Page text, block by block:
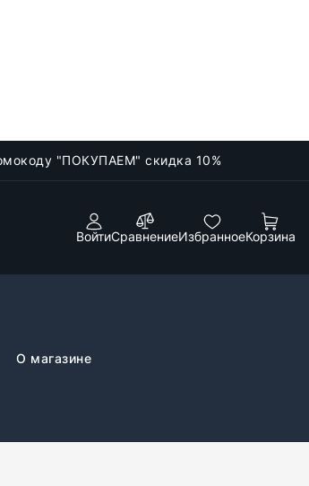
"ПОКУПАЕМ" скидка 10%
ВойтиСравнениеИзбранноеКорзина
О магазине